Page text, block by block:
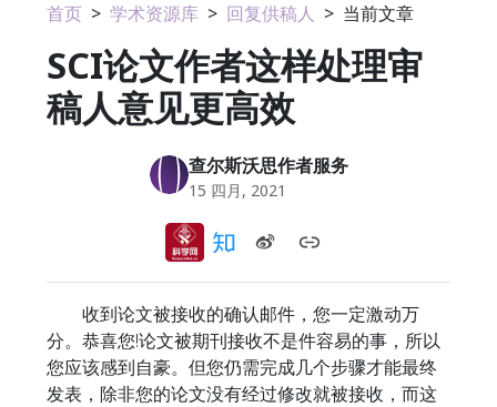
首页 > 学术资源库 > 回复供稿人 > 当前文章
SCI论文作者这样处理审
稿人意见更高效
查尔斯沃思作者服务
15 四月, 2021
收到论文被接收的确认邮件，您一定激动万
分。恭喜您!论文被期刊接收不是件容易的事，所以
您应该感到自豪。但您仍需完成几个步骤才能最终
发表，除非您的论文没有经过修改就被接收，而这